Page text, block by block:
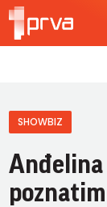
SHOWBIZ
Anđelina